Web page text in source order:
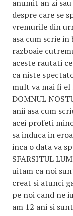
anumit an zi
despre care se
vremurile din
asa cum scrie
razboaie
aceste rautati
ca niste
mult va mai fi el
DOMNUL
anii asa cum
acei profeti
sa induca in
inca o data va
SFARSITUL
uitam ca noi
creat si atunci
pe noi cand ne
am 12 ani si